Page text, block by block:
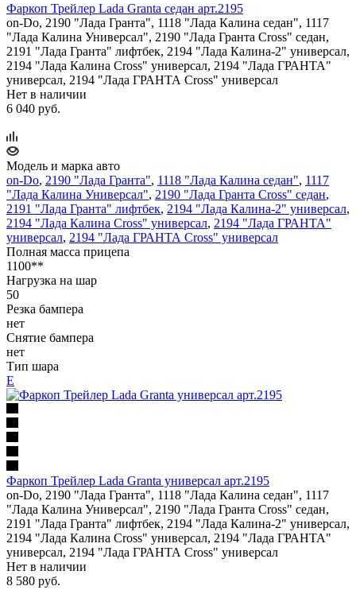
Фаркоп Трейлер Lada Granta седан арт.2195
on-Do, 2190 "Лада Гранта", 1118 "Лада Калина седан", 1117
"Лада Калина Универсал", 2190 "Лада Гранта Cross" седан,
2191 "Лада Гранта" лифтбек, 2194 "Лада Калина-2" универсал,
2194 "Лада Калина Cross" универсал, 2194 "Лада ГРАНТА"
универсал, 2194 "Лада ГРАНТА Cross" универсал
Нет в наличии
6 040 руб.
Модель и марка авто
on-Do, 2190 "Лада Гранта", 1118 "Лада Калина седан", 1117
"Лада Калина Универсал", 2190 "Лада Гранта Cross" седан,
2191 "Лада Гранта" лифтбек, 2194 "Лада Калина-2" универсал,
2194 "Лада Калина Cross" универсал, 2194 "Лада ГРАНТА"
универсал, 2194 "Лада ГРАНТА Cross" универсал
Полная масса прицепа
1100**
Нагрузка на шар
50
Резка бампера
нет
Снятие бампера
нет
Тип шара
Е
Фаркоп Трейлер Lada Granta универсал арт.2195
on-Do, 2190 "Лада Гранта", 1118 "Лада Калина седан", 1117
"Лада Калина Универсал", 2190 "Лада Гранта Cross" седан,
2191 "Лада Гранта" лифтбек, 2194 "Лада Калина-2" универсал,
2194 "Лада Калина Cross" универсал, 2194 "Лада ГРАНТА"
универсал, 2194 "Лада ГРАНТА Cross" универсал
Нет в наличии
8 580 руб.